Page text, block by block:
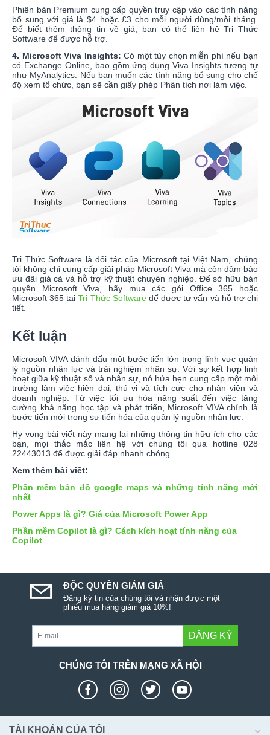
Phiên bản Premium cung cấp quyền truy cập vào các tính năng
bổ sung với giá là $4 hoặc £3 cho mỗi người dùng/mỗi tháng.
Để biết thêm thông tin về giá, bạn có thể liên hệ Tri Thức
Software để được hỗ trợ.
4. Microsoft Viva Insights: Có một tùy chọn miễn phí nếu bạn
có Exchange Online, bao gồm ứng dụng Viva Insights tương tự
như MyAnalytics. Nếu bạn muốn các tính năng bổ sung cho chế
độ xem tổ chức, bạn sẽ cần giấy phép Phân tích nơi làm việc.
Tri Thức Software là đối tác của Microsoft tại Việt Nam, chúng
tôi không chỉ cung cấp giải pháp Microsoft Viva mà còn đảm bảo
ưu đãi giá cả và hỗ trợ kỹ thuật chuyên nghiệp. Để sở hữu bản
quyền Microsoft Viva, hãy mua các gói Office 365 hoặc
Microsoft 365 tạiTri Thức Softwaređể được tư vấn và hỗ trợ chi
tiết.
Kết luận
Microsoft VIVA đánh dấu một bước tiến lớn trong lĩnh vực quản
lý nguồn nhân lực và trải nghiệm nhân sự. Với sự kết hợp linh
hoạt giữa kỹ thuật số và nhân sự, nó hứa hẹn cung cấp một môi
trường làm việc hiện đại, thú vị và tích cực cho nhân viên và
doanh nghiệp. Từ việc tối ưu hóa năng suất đến việc tăng
cường khả năng học tập và phát triển, Microsoft VIVA chính là
bước tiến mới trong sự tiến hóa của quản lý nguồn nhân lực.
Hy vọng bài viết này mang lại những thông tin hữu ích cho các
bạn, mọi thắc mắc liên hệ với chúng tôi qua hotline 028
22443013 để được giải đáp nhanh chóng.
Xem thêm bài viết:
Phần mềm bản đồ google maps và những tính năng mới
nhất
Power Apps là gì? Giá của Microsoft Power App
Phần mềm Copilot là gì? Cách kích hoạt tính năng của
Copilot
ĐỘC QUYỀN GIẢM GIÁ
Đăng ký tin của chúng tôi và nhận được một
phiếu mua hàng giảm giá 10%!
ĐĂNG KÝ
CHÚNG TÔI TRÊN MẠNG XÃ HỘI
TÀI KHOẢN CỦA TÔI